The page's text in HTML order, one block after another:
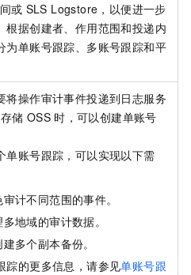
或 SLS Logstore，以便进一步
根据创建者、作用范围和投递内
为单账号跟踪、多账号跟踪和平
将操作审计事件投递到日志服务
储 OSS 时，可以创建单账号
单账号跟踪，可以实现以下需
计不同范围的事件。
地域的审计数据。
多个副本备份。
踪的更多信息，请参见单账号跟